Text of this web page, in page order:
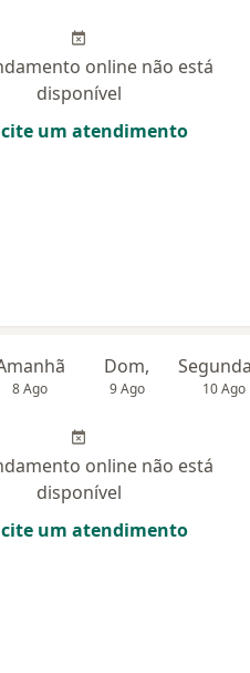
online não está
disponível
um atendimento
8 Ago
Dom,
9 Ago 10 Ago
online não está
disponível
um atendimento